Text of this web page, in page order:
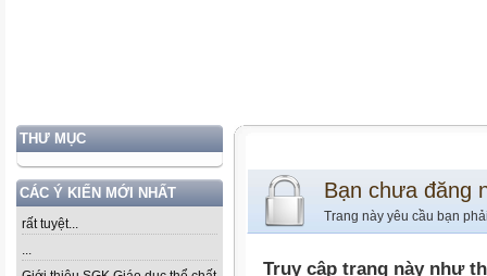
THƯ MỤC
CÁC Ý KIẾN MỚI NHẤT
rất tuyệt...
...
Bạn chưa đăng
Trang này yêu cầu bạn
Truy cập trang này như